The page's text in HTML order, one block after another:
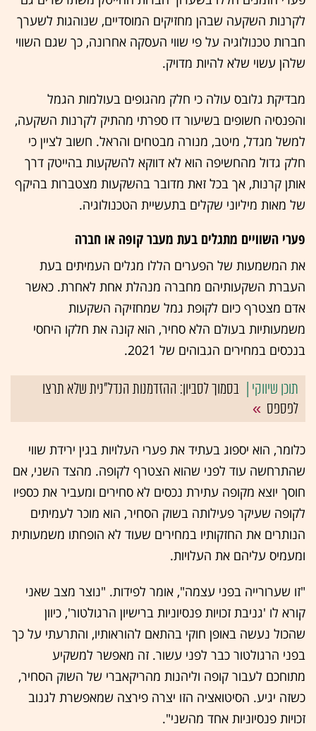
לקרנות השקעה שבהן מחזיקים המוסדיים, שנוהגות לשערך
חברות טכנולוגיה על פי שווי העסקה אחרונה, כך שגם השווי
שלהן עשוי שלא להיות מדויק.
מבדיקת גלובס עולה כי חלק מהגופים בעולמות הגמל
והפנסיה חשופים בשיעור דו ספרתי מהתיק לקרנות השקעה,
למשל מגדל, מיטב, מנורה מבטחים והראל. חשוב לציין כי
חלק גדול מהחשיפה הוא לא דווקא להשקעות בהייטק דרך
אותן קרנות, אך בכל זאת מדובר בהשקעות מצטברות בהיקף
של מאות מיליוני שקלים בתעשיית הטכנולוגיה.
פערי השוויים מתגלים בעת מעבר קופה או חברה
את המשמעות של הפערים הללו מגלים העמיתים בעת
העברת השקעותיהם מחברה מנהלת אחת לאחרת. כאשר
אדם מצטרף כיום לקופת גמל שמחזיקה השקעות
משמעותיות בעולם הלא סחיר, הוא קונה את חלקו היחסי
בנכסים במחירים הגבוהים של 2021.
בסמוך לסביון: ההזדמנות הנדל"נית שלא תרצו
לפספס
כלומר, הוא יספוג בעתיד את פערי העלויות בגין ירידת שווי
שהתרחשה עוד לפני שהוא הצטרף לקופה. מהצד השני, אם
חוסך יוצא מקופה עתירת נכסים לא סחירים ומעביר את כספיו
לקופה שעיקר פעילותה בשוק הסחיר, הוא מוכר לעמיתים
הנותרים את החזקותיו במחירים שעוד לא הופחתו משמעותית
ומעמיס עליהם את העלויות.
"זו שערורייה בפני עצמה", אומר לפידות. "נוצר מצב שאני
קורא לו 'גניבת זכויות פנסיוניות ברישיון הרגולטור', כיוון
שהכול נעשה באופן חוקי בהתאם להוראותיו, והתרעתי על כך
בפני הרגולטור כבר לפני עשור. זה מאפשר למשקיע
מתוחכם לעבור קופה וליהנות מהריקאברי של השוק הסחיר,
כשזה יגיע. הסיטואציה הזו יצרה פירצה שמאפשרת לגנוב
זכויות פנסיוניות אחד מהשני".